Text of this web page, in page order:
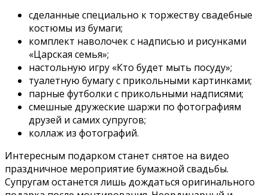
сделанные специально к торжеству свадебные
костюмы из бумаги;
комплект наволочек с надписью и рисунками
«Царская семья»;
настольную игру «Кто будет мыть посуду»;
туалетную бумагу с прикольными картинками;
парные футболки с прикольными надписями;
смешные дружеские шаржи по фотографиям
друзей и самих супругов;
коллаж из фотографий.
Интересным подарком станет снятое на видео
праздничное мероприятие бумажной свадьбы.
Супругам останется лишь дождаться оригинального